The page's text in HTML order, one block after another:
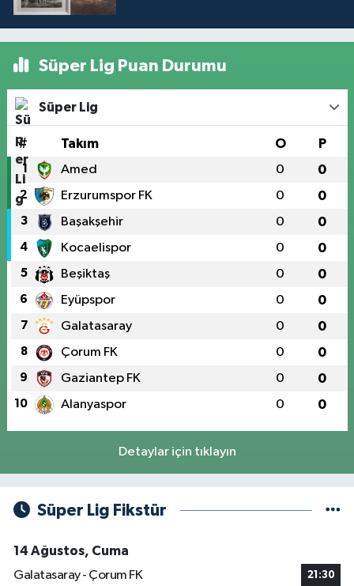
Süper Lig Puan Durumu
Süper Lig
# Takım O P
1 Amed 0 0
2 Erzurumspor FK 0 0
3 Başakşehir 0 0
4 Kocaelispor 0 0
5 Beşiktaş 0 0
6 Eyüpspor 0 0
7 Galatasaray 0 0
8 Çorum FK 0 0
9 Gaziantep FK 0 0
10 Alanyaspor 0 0
Detaylar için tıklayın
Süper Lig Fikstür
14 Ağustos, Cuma
Galatasaray - Çorum FK
21:30